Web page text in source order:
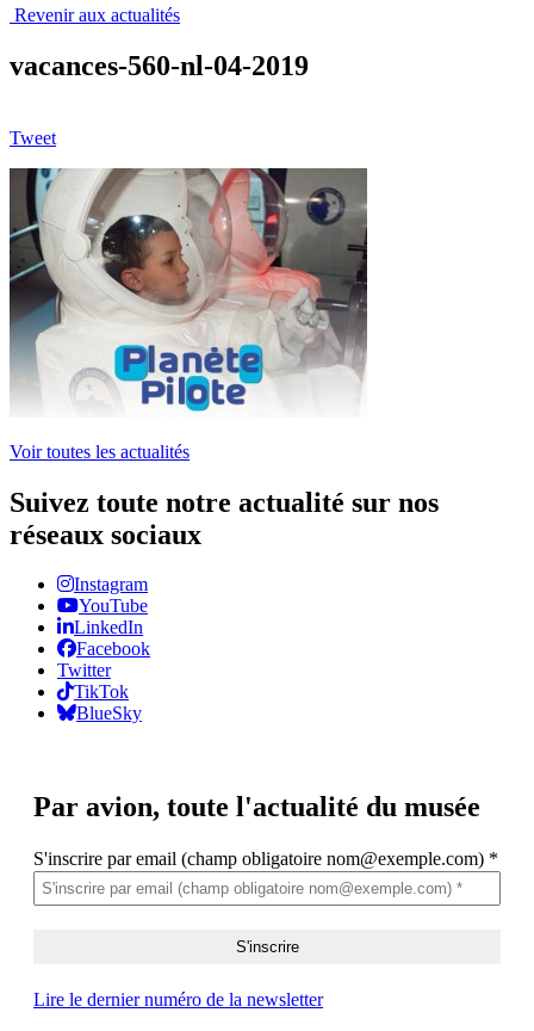
Revenir aux actualités
vacances-560-nl-04-2019
Tweet
Voir toutes les actualités
Suivez toute notre actualité sur nos
réseaux sociaux
Instagram
YouTube
LinkedIn
Facebook
Twitter
TikTok
BlueSky
Par avion, toute l'actualité du musée
S'inscrire par email (champ obligatoire nom@exemple.com) *
Lire le dernier numéro de la newsletter